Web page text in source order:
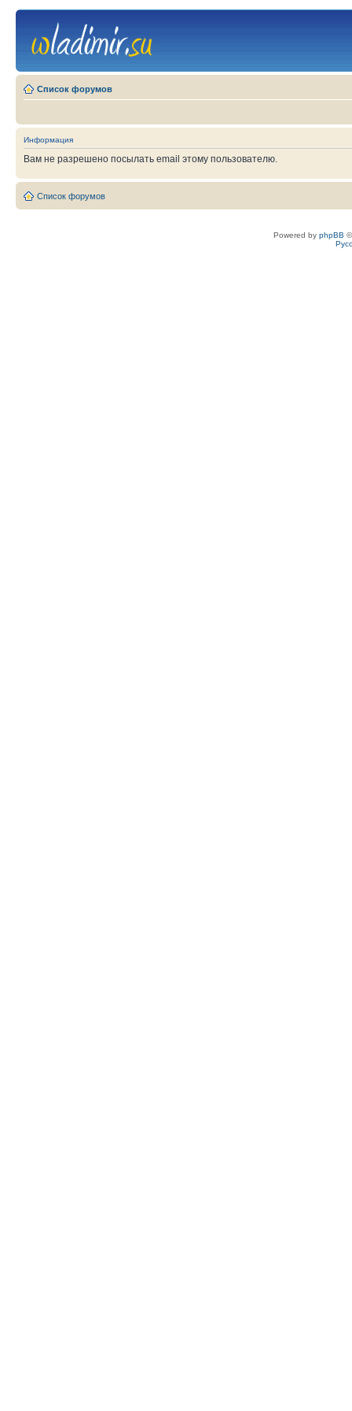
Список форумов
Информация
Вам не разрешено посылать email этому пользователю.
Список форумов
Powered by phpBB